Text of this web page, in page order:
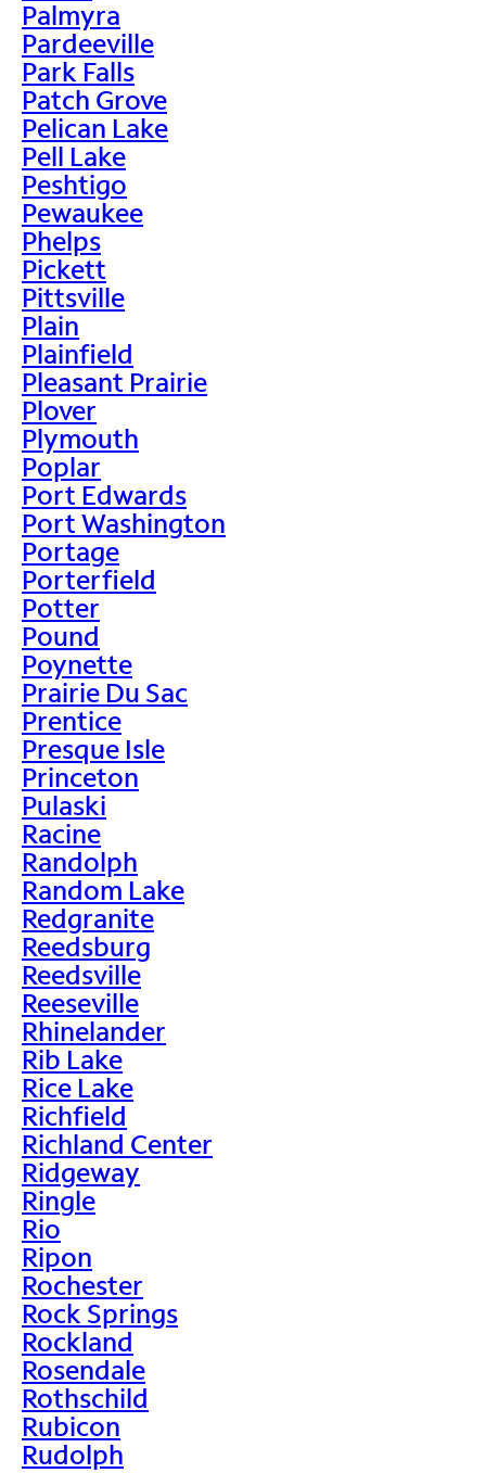
Palmyra
Pardeeville
Park Falls
Patch Grove
Pelican Lake
Pell Lake
Peshtigo
Pewaukee
Phelps
Pickett
Pittsville
Plain
Plainfield
Pleasant Prairie
Plover
Plymouth
Poplar
Port Edwards
Port Washington
Portage
Porterfield
Potter
Pound
Poynette
Prairie Du Sac
Prentice
Presque Isle
Princeton
Pulaski
Racine
Randolph
Random Lake
Redgranite
Reedsburg
Reedsville
Reeseville
Rhinelander
Rib Lake
Rice Lake
Richfield
Richland Center
Ridgeway
Ringle
Rio
Ripon
Rochester
Rock Springs
Rockland
Rosendale
Rothschild
Rubicon
Rudolph